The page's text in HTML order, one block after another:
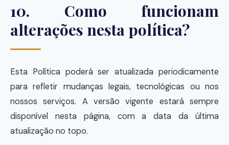
10. Como funcionam
alterações nesta política?
Esta Política poderá ser atualizada periodicamente
para refletir mudanças legais, tecnológicas ou nos
nossos serviços. A versão vigente estará sempre
disponível nesta página, com a data da última
atualização no topo.